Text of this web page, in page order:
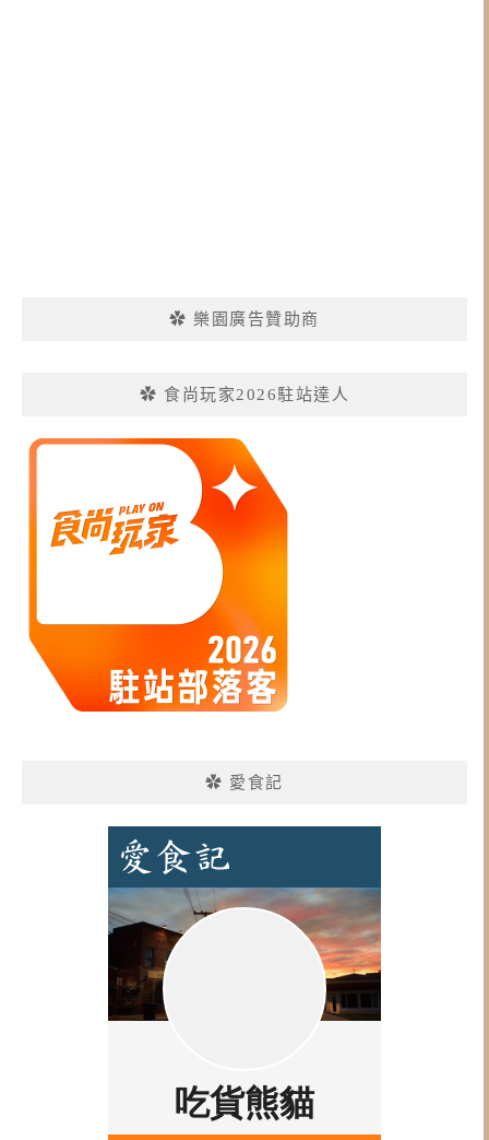
✿ 樂園廣告贊助商
✿ 食尚玩家2026駐站達人
✿ 愛食記